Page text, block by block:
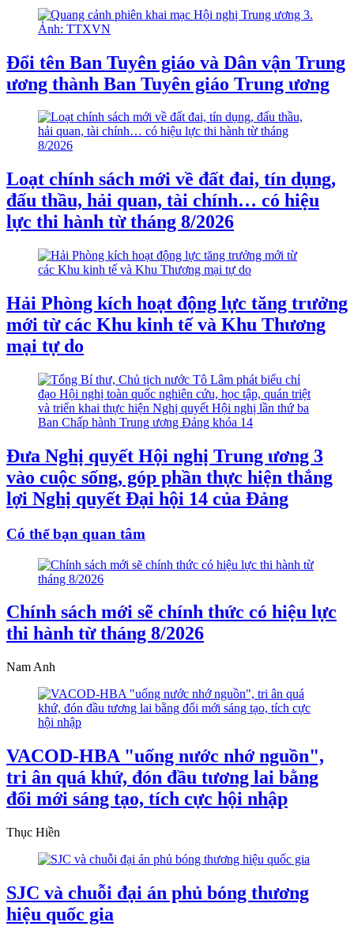
Đổi tên Ban Tuyên giáo và Dân vận Trung
ương thành Ban Tuyên giáo Trung ương
Loạt chính sách mới về đất đai, tín dụng,
đấu thầu, hải quan, tài chính… có hiệu
lực thi hành từ tháng 8/2026
Hải Phòng kích hoạt động lực tăng trưởng
mới từ các Khu kinh tế và Khu Thương
mại tự do
Đưa Nghị quyết Hội nghị Trung ương 3
vào cuộc sống, góp phần thực hiện thắng
lợi Nghị quyết Đại hội 14 của Đảng
Có thể bạn quan tâm
Chính sách mới sẽ chính thức có hiệu lực
thi hành từ tháng 8/2026
Nam Anh
VACOD-HBA "uống nước nhớ nguồn",
tri ân quá khứ, đón đầu tương lai bằng
đổi mới sáng tạo, tích cực hội nhập
Thục Hiền
SJC và chuỗi đại án phủ bóng thương
hiệu quốc gia